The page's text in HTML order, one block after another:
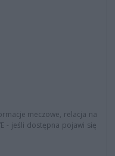
meczowe, relacja na
- jeśli dostępna pojawi się